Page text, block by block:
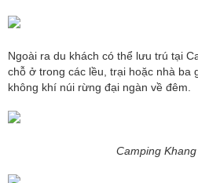
Ngoài ra du khách có thể lưu trú tại
chỗ ở trong các lều, trại hoặc nhà ba
không khí núi rừng đại ngàn về đêm.
Camping